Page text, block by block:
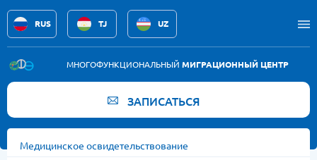
RUS TJ UZ
Услуги
Вакансии
Памятка
МНОГОФУНКЦИОНАЛЬНЫЙ МИГРАЦИОННЫЙ ЦЕНТР
ЗАПИСАТЬСЯ
Медицинское освидетельствование